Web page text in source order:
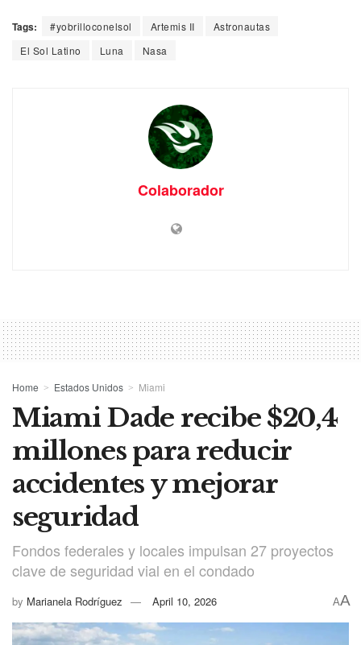
Tags: #yobrilloconelsol Artemis II
Astronautas
El Sol Latino
Luna Nasa
Colaborador
Home Estados Unidos Miami
Miami Dade recibe $20,4
millones para reducir
accidentes y mejorar
seguridad
Fondos federales y locales impulsan 27 proyectos
clave de seguridad vial en el condado
by Marianela Rodríguez April 10, 2026 AA